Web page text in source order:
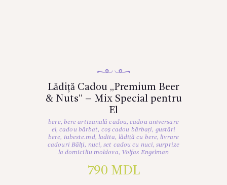
Lădiță Cadou „Premium Beer
& Nuts” – Mix Special pentru
El
bere, bere artizanală cadou,cadou aniversare
el,cadou bărbat, coș cadou bărbați, gustări
bere, iubeste.md, ladita, lădiță cu bere,livrare
cadouri Bălți, nuci,set cadou cu nuci,surprize
la domiciliu moldova, Volfas Engelman
790 MDL